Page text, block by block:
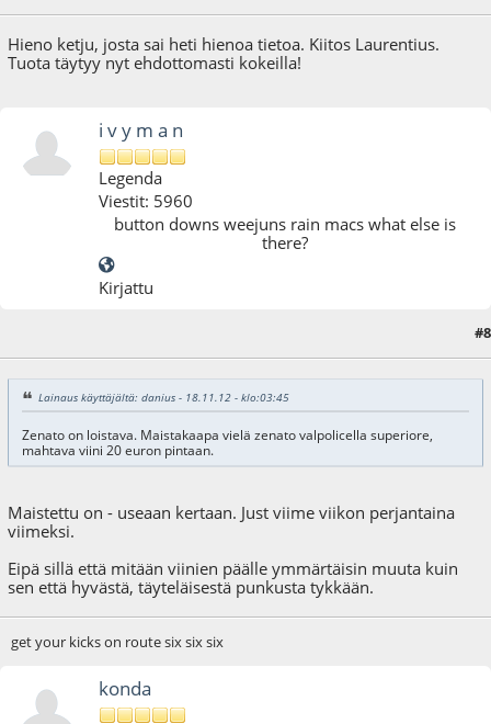
Hieno ketju, josta sai heti hienoa tietoa. Kiitos Laurentius.
Tuota täytyy nyt ehdottomasti kokeilla!
i v y m a n
Legenda
Viestit: 5960
button downs weejuns rain macs what else is
there?
Kirjattu
#8
Lainaus käyttäjältä: danius - 18.11.12 - klo:03:45
Zenato on loistava. Maistakaapa vielä zenato valpolicella superiore,
mahtava viini 20 euron pintaan.
Maistettu on - useaan kertaan. Just viime viikon perjantaina
viimeksi.
Eipä sillä että mitään viinien päälle ymmärtäisin muuta kuin
sen että hyvästä, täyteläisestä punkusta tykkään.
get your kicks on route six six six
konda